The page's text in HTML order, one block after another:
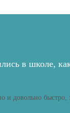
в школе,
и довольно